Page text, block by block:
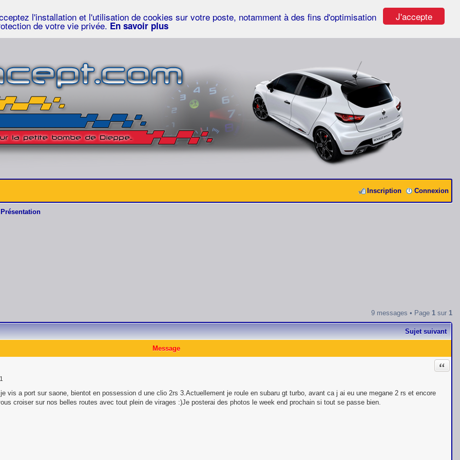
J'accepte
l'installation et l'utilisation de cookies sur votre poste, notamment à des fins d'optimisation
de votre vie privée. En savoir plus
Connexion
Inscription
Présentation
9 messages • Page 1 sur 1
Sujet suivant
Message
vis a port sur saone, bientot en possession d une clio 2rs 3.Actuellement je roule en subaru gt turbo, avant ca j ai eu une megane 2 rs et encore
croiser sur nos belles routes avec tout plein de virages :)Je posterai des photos le week end prochain si tout se passe bien.